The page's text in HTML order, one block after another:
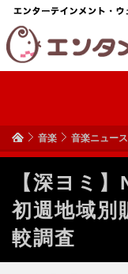
音楽 音楽ニュース
【深ヨミ
初週地域別
較調査